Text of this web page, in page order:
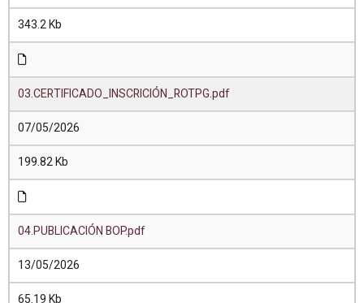
343.2 Kb
03.CERTIFICADO_INSCRICIÓN_ROTPG.pdf
07/05/2026
199.82 Kb
04.PUBLICACIÓN BOP.pdf
13/05/2026
65.19 Kb